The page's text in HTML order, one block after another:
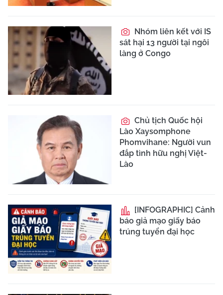
Lào Cai: Mưa lớn
gây sạt lở, 2 người mất
tích
Công an vào cuộc
sau khi clip bảo mẫu tác
động đến trẻ lan truyền
trên mạng
Bắt giữ nghi phạm vụ
nổ súng tại Lãnh sự quán
Mỹ ở Canada